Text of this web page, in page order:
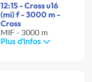
12:15 - Cross u16
(mi) f - 3000 m -
Cross
MIF - 3000 m
Plus d'infos